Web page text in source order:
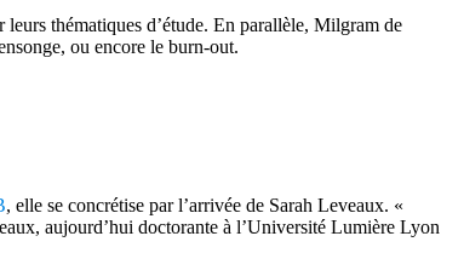
thématiques d’étude. En parallèle, Milgram de
ou encore le burn-out.
, elle se concrétise par l’arrivée de Sarah Leveaux. «
aujourd’hui doctorante à l’Université Lumière Lyon